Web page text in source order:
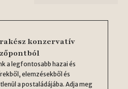
konzervatív
a legfontosabb hazai és
elemzésekből és
a postaládájába. Adja meg